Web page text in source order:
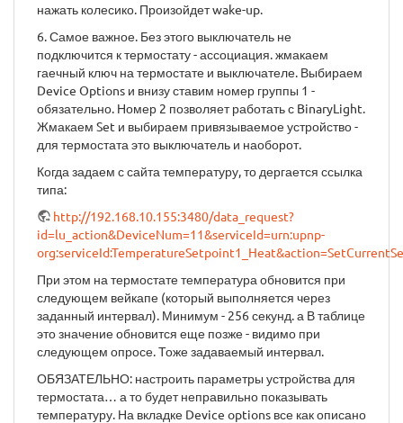
нажать колесико. Произойдет wake-up.
6. Самое важное. Без этого выключатель не
подключится к термостату - ассоциация. жмакаем
гаечный ключ на термостате и выключателе. Выбираем
Device Options и внизу ставим номер группы 1 -
обязательно. Номер 2 позволяет работать с BinaryLight.
Жмакаем Set и выбираем привязываемое устройство -
для термостата это выключатель и наоборот.
Когда задаем с сайта температуру, то дергается ссылка
типа:
http://192.168.10.155:3480/data_request?
id=lu_action&DeviceNum=11&serviceId=urn:upnp-
При этом на термостате температура обновится при
следующем вейкапе (который выполняется через
заданный интервал). Минимум - 256 секунд. а В таблице
это значение обновится еще позже - видимо при
следующем опросе. Тоже задаваемый интервал.
ОБЯЗАТЕЛЬНО: настроить параметры устройства для
термостата… а то будет неправильно показывать
температуру. На вкладке Device options все как описано